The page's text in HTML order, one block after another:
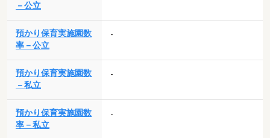
－公立
預かり保育実施園数
率－公立
-
預かり保育実施園数
－私立
-
預かり保育実施園数
率－私立
-